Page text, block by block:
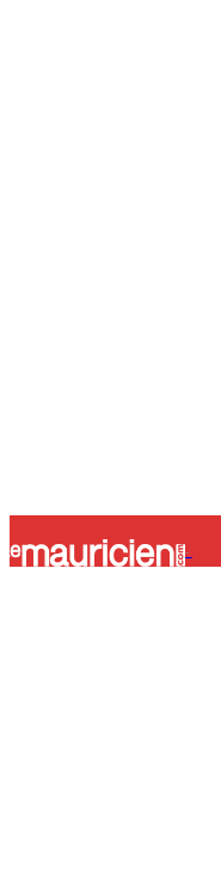
-